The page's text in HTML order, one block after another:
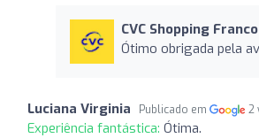
CVC Shopping
Ótimo obrigada pela
Luciana Virginia Publicado em 2
Experiência fantástica: Ótima.